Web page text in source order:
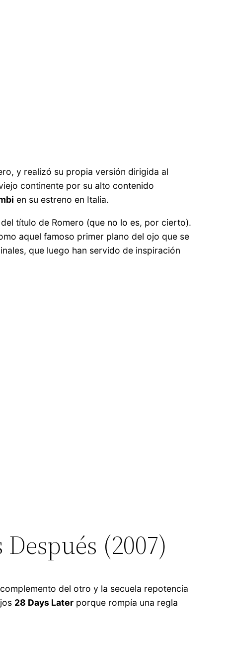
y realizó su propia versión dirigida al
continente por su alto contenido
en su estreno en Italia.
título de Romero (que no lo es, por cierto).
aquel famoso primer plano del ojo que se
que luego han servido de inspiración
(2007)
del otro y la secuela repotencia
28 Days Later porque rompía una regla